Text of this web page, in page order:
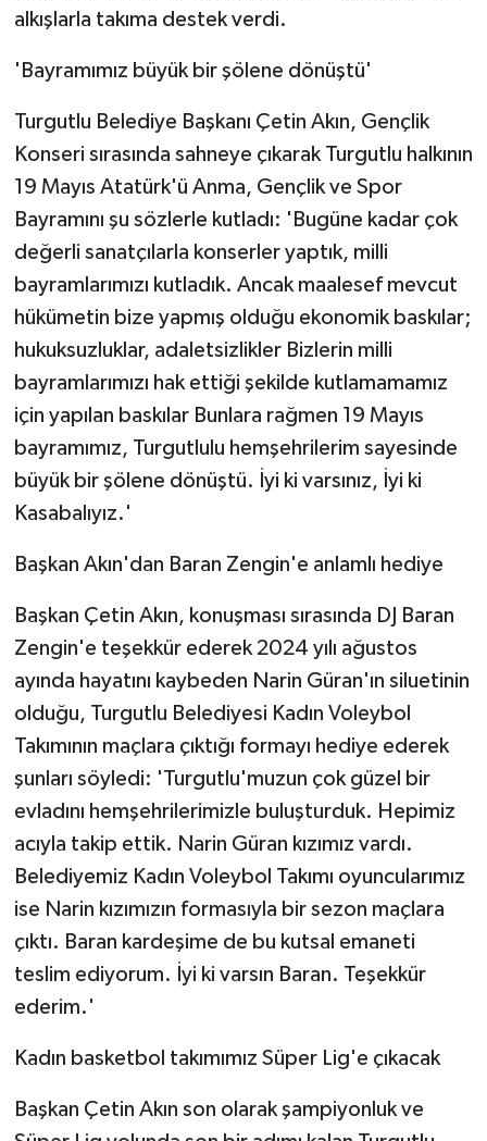
alkışlarla takıma destek verdi.
'Bayramımız büyük bir şölene dönüştü'
Turgutlu Belediye Başkanı Çetin Akın, Gençlik
Konseri sırasında sahneye çıkarak Turgutlu halkının
19 Mayıs Atatürk'ü Anma, Gençlik ve Spor
Bayramını şu sözlerle kutladı: 'Bugüne kadar çok
değerli sanatçılarla konserler yaptık, milli
bayramlarımızı kutladık. Ancak maalesef mevcut
hükümetin bize yapmış olduğu ekonomik baskılar;
hukuksuzluklar, adaletsizlikler Bizlerin milli
bayramlarımızı hak ettiği şekilde kutlamamamız
için yapılan baskılar Bunlara rağmen 19 Mayıs
bayramımız, Turgutlulu hemşehrilerim sayesinde
büyük bir şölene dönüştü. İyi ki varsınız, İyi ki
Kasabalıyız.'
Başkan Akın'dan Baran Zengin'e anlamlı hediye
Başkan Çetin Akın, konuşması sırasında DJ Baran
Zengin'e teşekkür ederek 2024 yılı ağustos
ayında hayatını kaybeden Narin Güran'ın siluetinin
olduğu, Turgutlu Belediyesi Kadın Voleybol
Takımının maçlara çıktığı formayı hediye ederek
şunları söyledi: 'Turgutlu'muzun çok güzel bir
evladını hemşehrilerimizle buluşturduk. Hepimiz
acıyla takip ettik. Narin Güran kızımız vardı.
Belediyemiz Kadın Voleybol Takımı oyuncularımız
ise Narin kızımızın formasıyla bir sezon maçlara
çıktı. Baran kardeşime de bu kutsal emaneti
teslim ediyorum. İyi ki varsın Baran. Teşekkür
ederim.'
Kadın basketbol takımımız Süper Lig'e çıkacak
Başkan Çetin Akın son olarak şampiyonluk ve